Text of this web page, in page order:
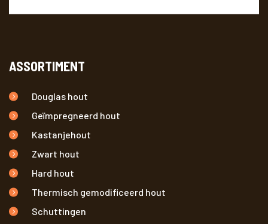
ASSORTIMENT
Douglas hout
Geïmpregneerd hout
Kastanjehout
Zwart hout
Hard hout
Thermisch gemodificeerd hout
Schuttingen